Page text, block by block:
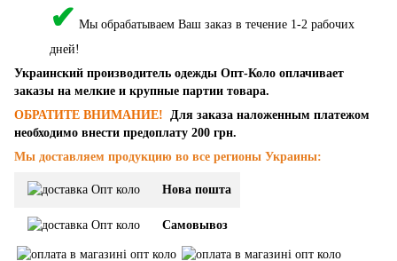
✔ Мы обрабатываем Ваш заказ в течение 1-2 рабочих
дней!
Украинский производитель одежды Опт-Коло оплачивает
заказы на мелкие и крупные партии товара.
ОБРАТИТЕ ВНИМАНИЕ! Для заказа наложенным платежом
необходимо внести предоплату 200 грн.
Мы доставляем продукцию во все регионы Украины:
Нова пошта
Самовывоз